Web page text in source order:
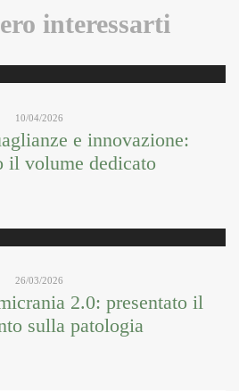
interessarti
10/04/2026
e innovazione:
il volume dedicato
26/03/2026
2.0: presentato il
sulla patologia